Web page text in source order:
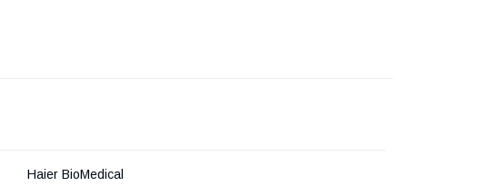
Haier BioMedical